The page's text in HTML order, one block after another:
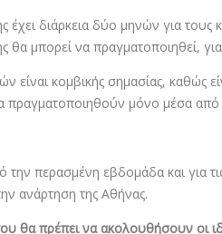
έχει διάρκεια δύο μηνών για
θα μπορεί να
είναι κομβικής σημασίας, καθώς
μόνο μέσα από
την περασμένη εβδομάδα και
ανάρτηση της Αθήνας.
θα πρέπει να ακολουθήσουν οι